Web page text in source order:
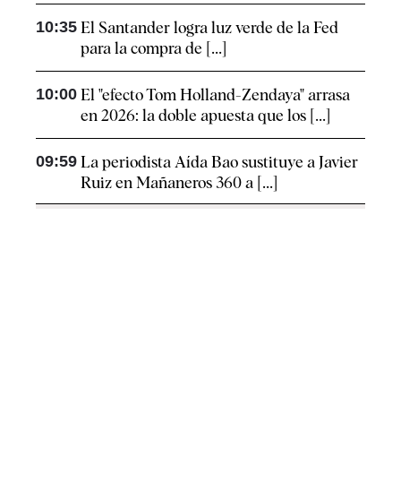
10:35 El Santander logra luz verde de la Fed
para la compra de [...]
10:00 El "efecto Tom Holland-Zendaya" arrasa
en 2026: la doble apuesta que los [...]
09:59 La periodista Aída Bao sustituye a Javier
Ruiz en Mañaneros 360 a [...]